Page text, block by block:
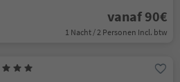
vanaf 90€
1 Nacht / 2 Personen Incl. btw